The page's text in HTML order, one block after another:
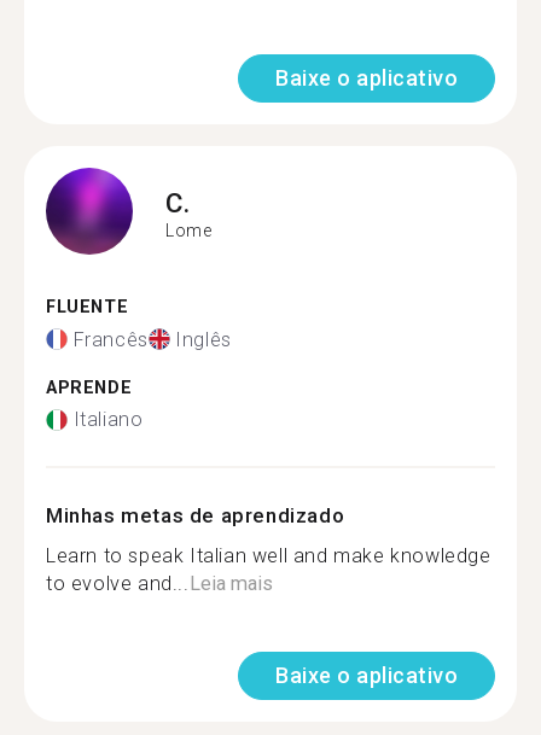
Baixe o aplicativo
C.
Lome
FLUENTE
Francês Inglês
APRENDE
Italiano
Minhas metas de aprendizado
Learn to speak Italian well and make knowledge
to evolve and...Leia mais
Baixe o aplicativo